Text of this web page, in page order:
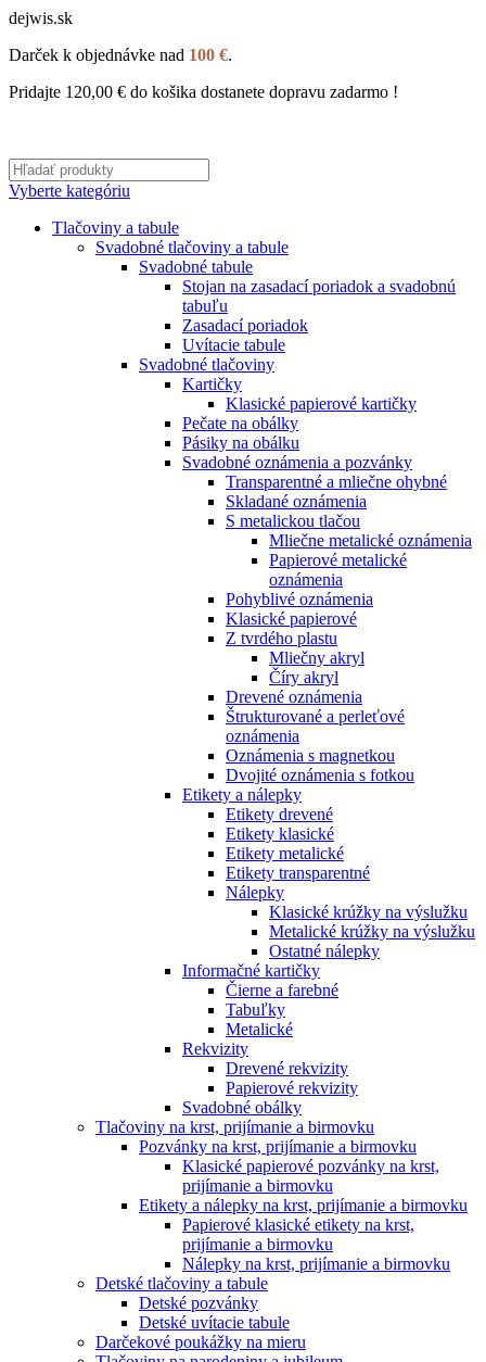
dejwis.sk
Darček k objednávke nad 100 €.
Pridajte 120,00 € do košika dostanete dopravu zadarmo !
Vyberte kategóriu
Tlačoviny a tabule
Svadobné tlačoviny a tabule
Svadobné tabule
Stojan na zasadací poriadok a svadobnú
tabuľu
Zasadací poriadok
Uvítacie tabule
Svadobné tlačoviny
Kartičky
Klasické papierové kartičky
Pečate na obálky
Pásiky na obálku
Svadobné oznámenia a pozvánky
Transparentné a mliečne ohybné
Skladané oznámenia
S metalickou tlačou
Mliečne metalické oznámenia
Papierové metalické
oznámenia
Pohyblivé oznámenia
Klasické papierové
Z tvrdého plastu
Mliečny akryl
Číry akryl
Drevené oznámenia
Štrukturované a perleťové
oznámenia
Oznámenia s magnetkou
Dvojité oznámenia s fotkou
Etikety a nálepky
Etikety drevené
Etikety klasické
Etikety metalické
Etikety transparentné
Nálepky
Klasické krúžky na výslužku
Metalické krúžky na výslužku
Ostatné nálepky
Informačné kartičky
Čierne a farebné
Tabuľky
Metalické
Rekvizity
Drevené rekvizity
Papierové rekvizity
Svadobné obálky
Tlačoviny na krst, prijímanie a birmovku
Pozvánky na krst, prijímanie a birmovku
Klasické papierové pozvánky na krst,
prijímanie a birmovku
Etikety a nálepky na krst, prijímanie a birmovku
Papierové klasické etikety na krst,
prijímanie a birmovku
Nálepky na krst, prijímanie a birmovku
Detské tlačoviny a tabule
Detské pozvánky
Detské uvítacie tabule
Darčekové poukážky na mieru